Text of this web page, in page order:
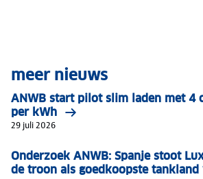
meer nieuws
ANWB start pilot slim laden met 4
per kWh
29 juli 2026
Onderzoek ANWB: Spanje stoot
de troon als goedkoopste tankland